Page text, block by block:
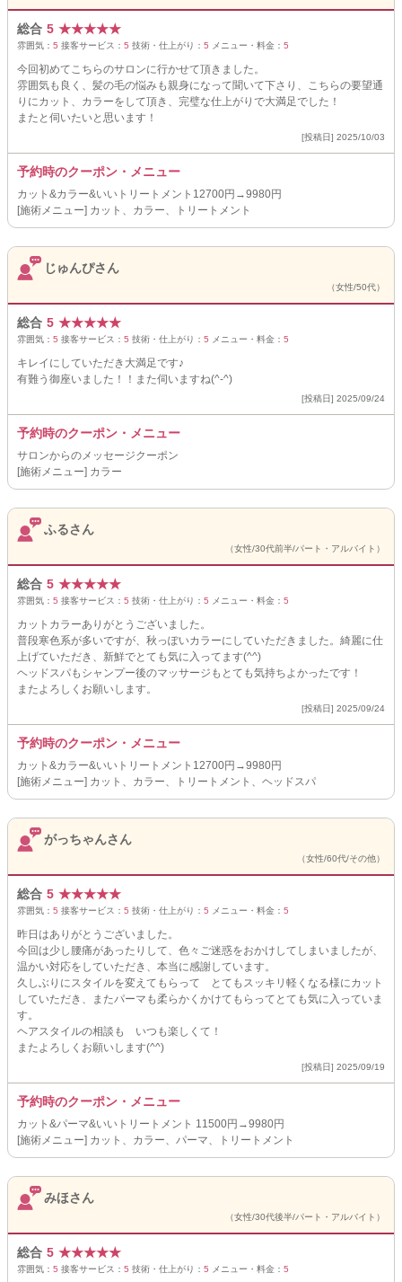
総合 5 ★★★★★
雰囲気： 5 接客サービス： 5 技術・仕上がり： 5 メニュー・料金： 5
今回初めてこちらのサロンに行かせて頂きました。
雰囲気も良く、髪の毛の悩みも親身になって聞いて下さり、こちらの要望通
りにカット、カラーをして頂き、完璧な仕上がりで大満足でした！
またと伺いたいと思います！
[投稿日] 2025/10/03
予約時のクーポン・メニュー
カット&カラー&いいトリートメント12700円→9980円
[施術メニュー] カット、カラー、トリートメント
じゅんぴさん
（女性/50代）
総合 5 ★★★★★
雰囲気： 5 接客サービス： 5 技術・仕上がり： 5 メニュー・料金： 5
キレイにしていただき大満足です♪
有難う御座いました！！また伺いますね(^-^)
[投稿日] 2025/09/24
予約時のクーポン・メニュー
サロンからのメッセージクーポン
[施術メニュー] カラー
ふるさん
（女性/30代前半/パート・アルバイト）
総合 5 ★★★★★
雰囲気： 5 接客サービス： 5 技術・仕上がり： 5 メニュー・料金： 5
カットカラーありがとうございました。
普段寒色系が多いですが、秋っぽいカラーにしていただきました。綺麗に仕
上げていただき、新鮮でとても気に入ってます(^^)
ヘッドスパもシャンプー後のマッサージもとても気持ちよかったです！
またよろしくお願いします。
[投稿日] 2025/09/24
予約時のクーポン・メニュー
カット&カラー&いいトリートメント12700円→9980円
[施術メニュー] カット、カラー、トリートメント、ヘッドスパ
がっちゃんさん
（女性/60代/その他）
総合 5 ★★★★★
雰囲気： 5 接客サービス： 5 技術・仕上がり： 5 メニュー・料金： 5
昨日はありがとうございました。
今回は少し腰痛があったりして、色々ご迷惑をおかけしてしまいましたが、
温かい対応をしていただき、本当に感謝しています。
久しぶりにスタイルを変えてもらって とてもスッキリ軽くなる様にカット
していただき、またパーマも柔らかくかけてもらってとても気に入っていま
す。
ヘアスタイルの相談も いつも楽しくて！
またよろしくお願いします(^^)
[投稿日] 2025/09/19
予約時のクーポン・メニュー
カット&パーマ&いいトリートメント 11500円→9980円
[施術メニュー] カット、カラー、パーマ、トリートメント
みほさん
（女性/30代後半/パート・アルバイト）
総合 5 ★★★★★
雰囲気： 5 接客サービス： 5 技術・仕上がり： 5 メニュー・料金： 5